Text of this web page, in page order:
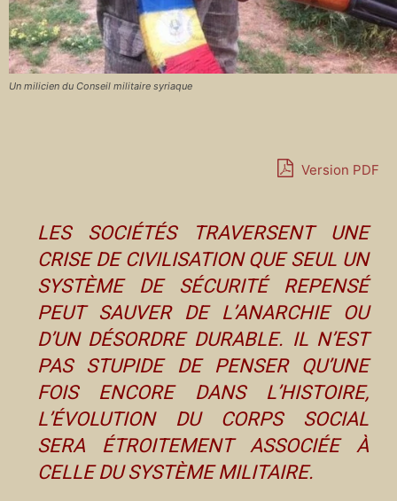
Un milicien du Conseil militaire syriaque
Version PDF
LES SOCIÉTÉS TRAVERSENT UNE
CRISE DE CIVILISATION QUE SEUL UN
SYSTÈME DE SÉCURITÉ REPENSÉ
PEUT SAUVER DE L’ANARCHIE OU
D’UN DÉSORDRE DURABLE. IL N’EST
PAS STUPIDE DE PENSER QU’UNE
FOIS ENCORE DANS L’HISTOIRE,
L’ÉVOLUTION DU CORPS SOCIAL
SERA ÉTROITEMENT ASSOCIÉE À
CELLE DU SYSTÈME MILITAIRE.